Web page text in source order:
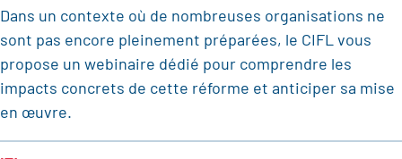
Dans un contexte où de nombreuses organisations ne
sont pas encore pleinement préparées, le CIFL vous
propose un webinaire dédié pour comprendre les
impacts concrets de cette réforme et anticiper sa mise
en œuvre.